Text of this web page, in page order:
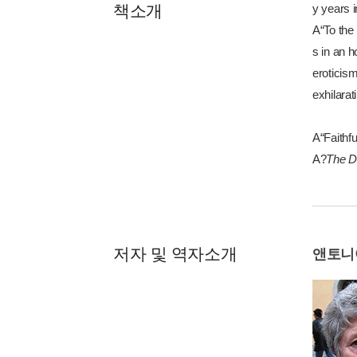
책소개
y years
A“To
s in an
A?The
저자 및 역자소개 앤토